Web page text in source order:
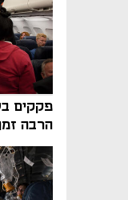
פקקים
הרבה